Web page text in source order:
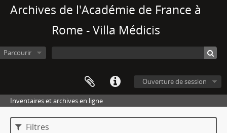
Archives de l'Académie de France à
Rome - Villa Médicis
Parcourir
Ouverture de session
Inventaires et archives en ligne
Filtres